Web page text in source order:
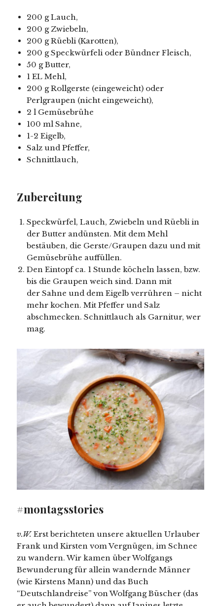
200 g Lauch,
200 g Zwiebeln,
200 g Rüebli (Karotten),
200 g Speckwürfeli oder Bündner Fleisch,
50 g Butter,
1 EL Mehl,
200 g Rollgerste (eingeweicht) oder
Perlgraupen (nicht eingeweicht),
2 l Gemüsebrühe
100 ml Sahne,
1-2 Eigelb,
Salz und Pfeffer,
Schnittlauch,
Zubereitung
Speckwürfel, Lauch, Zwiebeln und Rüebli in
der Butter andünsten. Mit dem Mehl
bestäuben, die Gerste/Graupen dazu und mit
Gemüsebrühe auffüllen.
Den Eintopf ca. 1 Stunde köcheln lassen, bzw.
bis die Graupen weich sind. Dann mit
der Sahne und dem Eigelb verrühren – nicht
mehr kochen. Mit Pfeffer und Salz
abschmecken. Schnittlauch als Garnitur, wer
mag.
#montagsstories
v.W. Erst berichteten unsere aktuellen Urlauber
Frank und Kirsten vom Vergnügen, im Schnee
zu wandern. Wir kamen über Wolfgangs
Bewunderung für allein wandernde Männer
(wie Kirstens Mann) und das Buch
“Deutschlandreise” von Wolfgang Büscher (das